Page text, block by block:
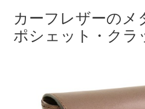
カーフレザーのメ
ポシェット・クラ